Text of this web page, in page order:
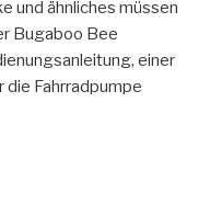
und ähnliches müssen
Bugaboo Bee
einer
die Fahrradpumpe